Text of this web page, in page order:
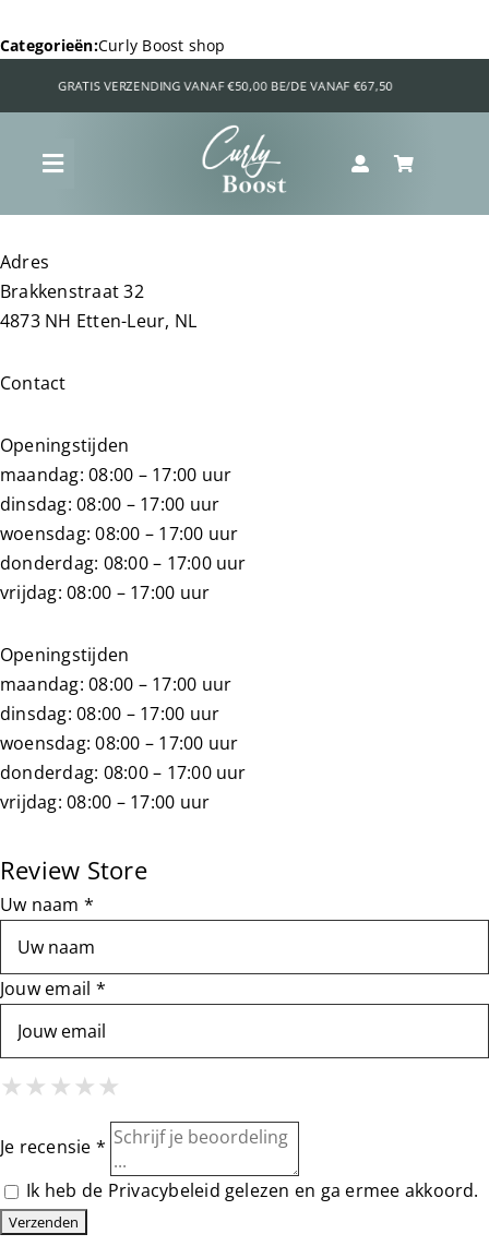
naar
Categorieën:Curly Boost shop
Toggle
Curly Boost Voordeel Bundels
Ultieme krul routine
Handige videos
Over ons
Blog
Dutch
Adres
Brakkenstraat 32
4873 NH Etten-Leur, NL
Contact
Openingstijden
maandag: 08:00 – 17:00 uur
dinsdag: 08:00 – 17:00 uur
woensdag: 08:00 – 17:00 uur
donderdag: 08:00 – 17:00 uur
vrijdag: 08:00 – 17:00 uur
Openingstijden
maandag: 08:00 – 17:00 uur
dinsdag: 08:00 – 17:00 uur
woensdag: 08:00 – 17:00 uur
donderdag: 08:00 – 17:00 uur
vrijdag: 08:00 – 17:00 uur
Review Store
Uw naam *
Jouw email *
★1 Star
★★ 2 Stars
★★ ★3 Stars
★★ ★★4 Stars
★★ ★★★
Je recensie *
Ik heb de Privacybeleid gelezen en ga ermee akkoord.